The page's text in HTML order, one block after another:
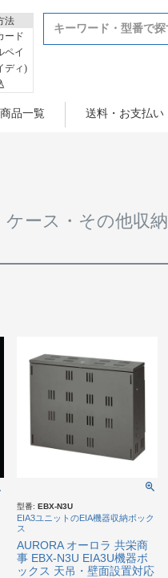
法
ード
ペイ
ディ)
商品一覧 送料・お支払い
ケース・その他収納
型番: EBX-N3U
EIA3ユニットのEIA機器収納ボック
ス
AURORA オーロラ 共栄商
事 EBX-N3U EIA3U機器ボ
ックス 天吊・壁面設置対応